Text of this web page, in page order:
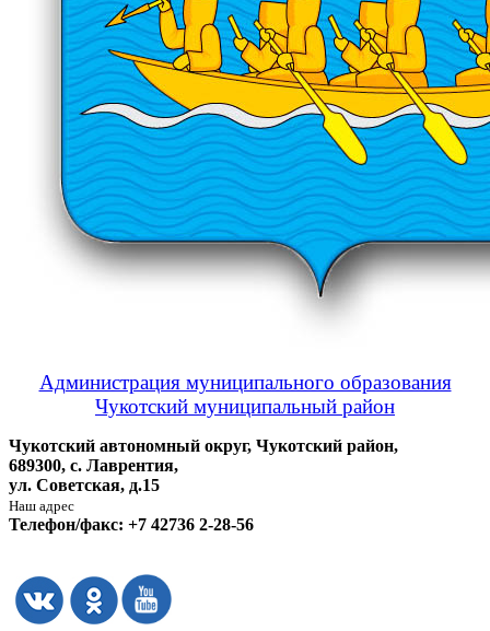
Администрация муниципального образования
Чукотский муниципальный район
Чукотский автономный округ, Чукотский район,
689300, с. Лаврентия,
ул. Советская, д.15
Наш адрес
Телефон/факс: +7 42736 2-28-56